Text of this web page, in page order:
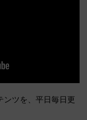
ンツを、平日毎日更